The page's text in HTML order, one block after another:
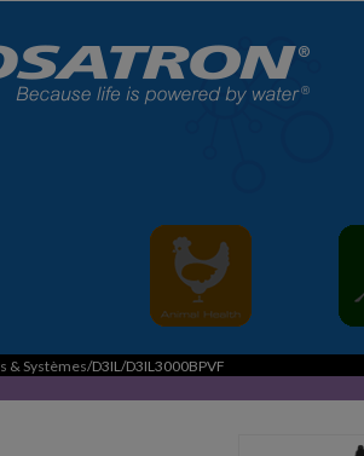
& Systèmes/D3IL/D3IL3000BPVF